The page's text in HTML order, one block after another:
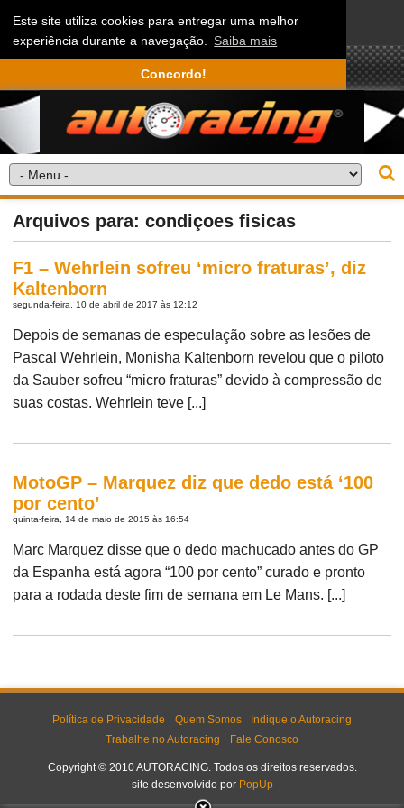
Este site utiliza cookies para entregar uma melhor
experiência durante a navegação. Saiba mais
Concordo!
Arquivos para: condiçoes fisicas
F1 – Wehrlein sofreu ‘micro fraturas’, diz
Kaltenborn
segunda-feira, 10 de abril de 2017 às 12:12
Depois de semanas de especulação sobre as lesões de
Pascal Wehrlein, Monisha Kaltenborn revelou que o piloto
da Sauber sofreu “micro fraturas” devido à compressão de
suas costas. Wehrlein teve [...]
MotoGP – Marquez diz que dedo está ‘100
por cento’
quinta-feira, 14 de maio de 2015 às 16:54
Marc Marquez disse que o dedo machucado antes do GP
da Espanha está agora “100 por cento” curado e pronto
para a rodada deste fim de semana em Le Mans. [...]
Política de Privacidade Quem Somos
Indique o Autoracing
Trabalhe no Autoracing
Fale Conosco
Copyright © 2010 AUTORACING. Todos os direitos reservados.
site desenvolvido por PopUp